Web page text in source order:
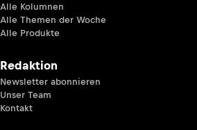
Alle Kolumnen
Alle Themen der Woche
Alle Produkte
Redaktion
Newsletter abonnieren
Unser Team
Kontakt